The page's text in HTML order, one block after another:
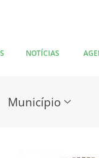
NOTÍCIAS
Município